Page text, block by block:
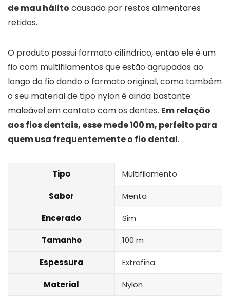
de mau hálito causado por restos alimentares
retidos.
O produto possui formato cilíndrico, então ele é um
fio com multifilamentos que estão agrupados ao
longo do fio dando o formato original, como também
o seu material de tipo nylon é ainda bastante
maleável em contato com os dentes. Em relação
aos fios dentais, esse mede 100 m, perfeito para
quem usa frequentemente o fio dental.
Tipo Multifilamento
Sabor Menta
Encerado Sim
Tamanho 100 m
Espessura Extrafina
Material Nylon